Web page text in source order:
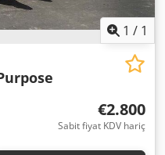
1 / 1
€2.800
Sabit fiyat KDV hariç